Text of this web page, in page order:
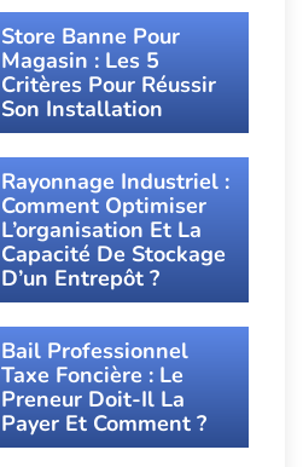
Store Banne Pour
Magasin : Les 5
Critères Pour Réussir
Son Installation
Rayonnage Industriel :
Comment Optimiser
L’organisation Et La
Capacité De Stockage
D’un Entrepôt ?
Bail Professionnel
Taxe Foncière : Le
Preneur Doit-Il La
Payer Et Comment ?